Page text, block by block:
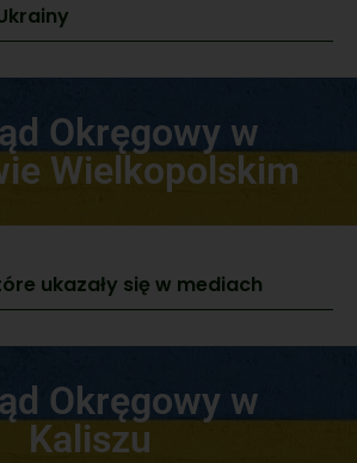
Okręgowy w
Wielkopolskim
ukazały się w mediach
Okręgowy w
Kaliszu